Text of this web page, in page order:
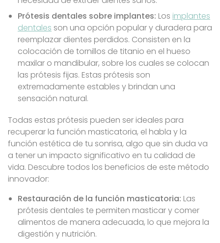
Prótesis dentales sobre implantes: Los implantes
dentales son una opción popular y duradera para
reemplazar dientes perdidos. Consisten en la
colocación de tornillos de titanio en el hueso
maxilar o mandibular, sobre los cuales se colocan
las prótesis fijas. Estas prótesis son
extremadamente estables y brindan una
sensación natural.
Todas estas prótesis pueden ser ideales para
recuperar la función masticatoria, el habla y la
función estética de tu sonrisa, algo que sin duda va
a tener un impacto significativo en tu calidad de
vida. Descubre todos los beneficios de este método
innovador:
Restauración de la función masticatoria: Las
prótesis dentales te permiten masticar y comer
alimentos de manera adecuada, lo que mejora la
digestión y nutrición.